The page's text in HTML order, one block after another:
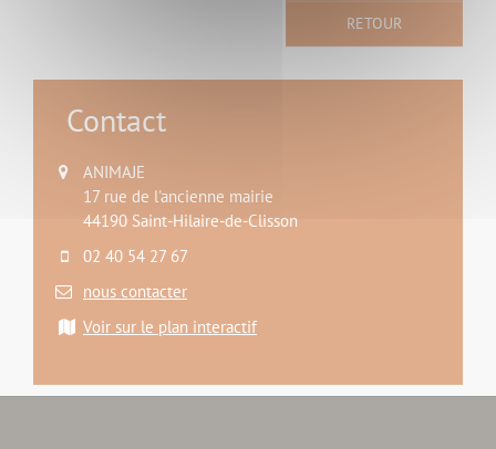
RETOUR
Contact
ANIMAJE
17 rue de l'ancienne mairie
44190 Saint-Hilaire-de-Clisson
02 40 54 27 67
nous contacter
Voir sur le plan interactif